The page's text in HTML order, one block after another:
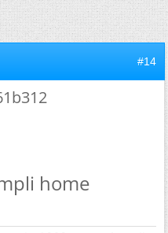
#14
home